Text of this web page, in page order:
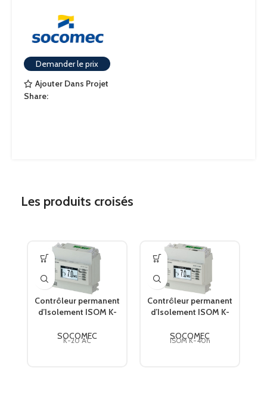
CALIBRE
COURANT NOMINAL SECONDAIRE
Demander le prix
Ajouter Dans Projet
Share:
Les produits croisés
Contrôleur permanent
d’Isolement ISOM K-
SOCOMEC
SOCOMEC
K-20 AC
Contrôleur permanent
d’Isolement ISOM K-
usage médical
47250122 SOCOMEC
SOCOMEC
ISOM K-40h